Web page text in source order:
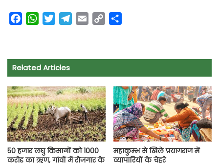
e
b
o
k
W
t
s
p
p
t
t
r
e
a
m
i
y
n
k
r
Related Articles
50 हजार लघु किसानों को 1000
करोड़ का ऋण, गांवों में रोजगार के
महाकुम्भ से खिले प्रयागराज में
व्यापारियों के चेहरे